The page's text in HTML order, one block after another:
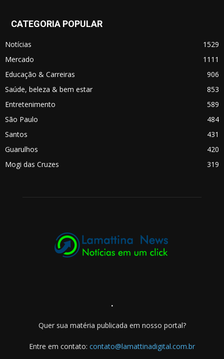
CATEGORIA POPULAR
Notícias
1529
Mercado
1111
Educação & Carreiras
906
Saúde, beleza & bem estar
853
Entretenimento
589
São Paulo
484
Santos
431
Guarulhos
420
Mogi das Cruzes
319
.
Quer sua matéria publicada em nosso portal?
Entre em contato: contato@lamattinadigital.com.br